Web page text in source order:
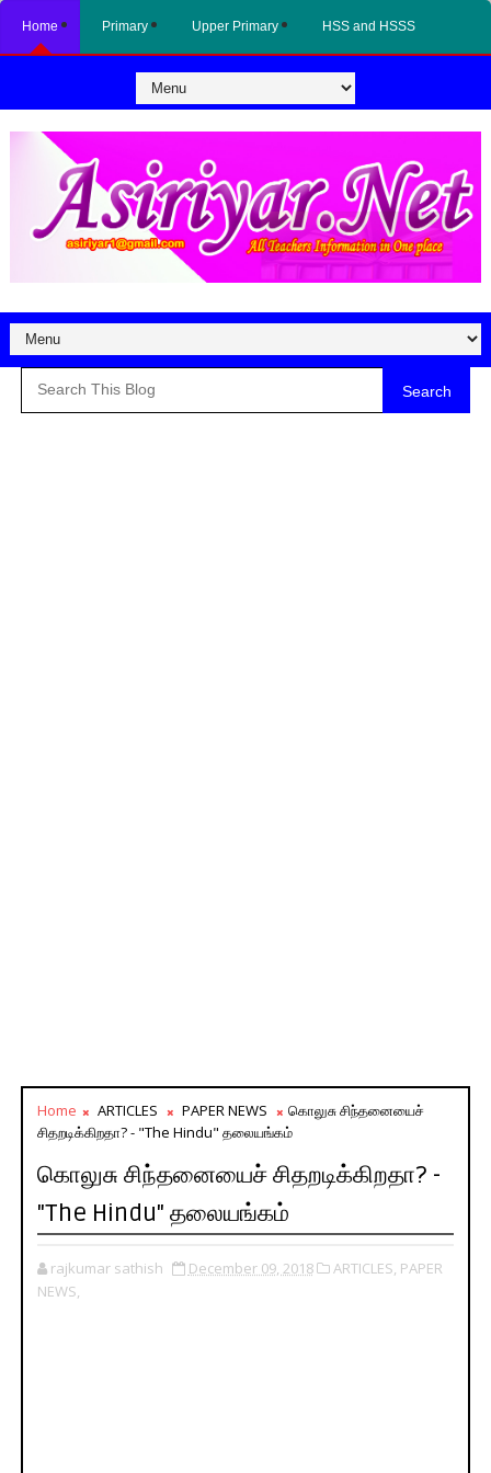
Home Primary Upper Primary HSS and HSSS
Search
Home ARTICLES PAPER NEWS
கொலுசு சிந்தனையைச்
சிதறடிக்கிறதா? - "The Hindu" தலையங்கம்
கொலுசு சிந்தனையைச் சிதறடிக்கிறதா? -
"The Hindu" தலையங்கம்
rajkumar sathish December 09, 2018 ARTICLES, PAPER
NEWS,